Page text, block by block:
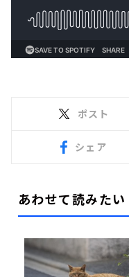
ポスト
シェア
あわせて読みたい